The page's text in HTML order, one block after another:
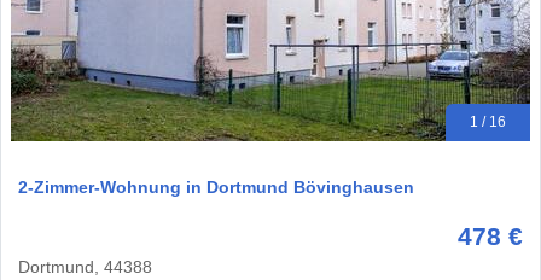
1 / 16
2-Zimmer-Wohnung in Dortmund Bövinghausen
478 €
Dortmund, 44388